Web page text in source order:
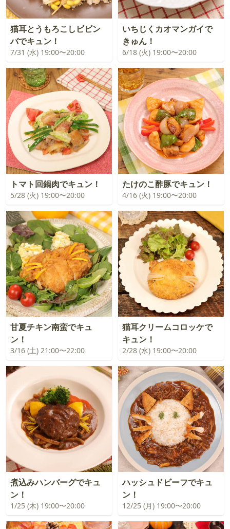
猫耳とうもろこしビビン
バでキュン！
7/31 (水) 19:00〜20:00
いちじくカオマンガイで
きゅん！
6/18 (火) 19:00〜20:00
トマト回鍋肉でキュン！
5/28 (火) 19:00〜20:00
たけのこ酢豚でキュン！
4/16 (火) 19:00〜20:00
甘夏チキン南蛮でキュ
ン！
3/16 (土) 21:00〜22:00
猫耳クリームコロッケで
キュン！
2/28 (水) 19:00〜20:00
煮込みハンバーグでキュ
ン！
1/25 (木) 19:00〜20:00
ハッシュドビーフでキュ
ン！
12/25 (月) 19:00〜20:00